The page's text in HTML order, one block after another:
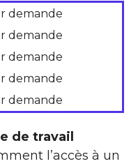
demande
demande
demande
demande
demande
de travail
l’accès à un